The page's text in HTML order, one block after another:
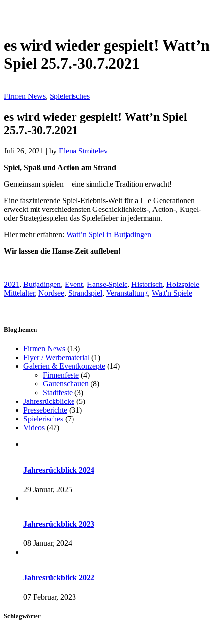
es wird wieder gespielt! Watt’n
Spiel 25.7.-30.7.2021
Firmen News, Spielerisches
es wird wieder gespielt! Watt’n Spiel
25.7.-30.7.2021
Juli 26, 2021 | by Elena Stroitelev
Spiel, Spaß und Action am Strand
Gemeinsam spielen – eine sinnliche Tradition erwacht!
Eine faszinierende Spiel-Erlebnis-Welt für a l l e Generationen
erweckt mit verschiedensten Geschicklichkeits-, Action-, Kugel-
oder Strategiespielen das Spielefieber in jedermann.
Hier mehr erfahren: Watt’n Spiel in Butjadingen
Wir lassen die Hanse-Zeit aufleben!
2021 , Butjadingen, Event, Hanse-Spiele, Historisch, Holzspiele,
Mittelalter, Nordsee, Strandspiel, Veranstaltung, Watt'n Spiele
Blogthemen
Firmen News (13)
Flyer / Werbematerial (1)
Galerien & Eventkonzepte (14)
Firmenfeste (4)
Gartenschauen (8)
Stadtfeste (3)
Jahresrückblicke (5)
Presseberichte (31)
Spielerisches (7)
Videos (47)
Jahresrückblick 2024
29 Januar, 2025
Jahresrückblick 2023
08 Januar, 2024
Jahresrückblick 2022
07 Februar, 2023
Schlagwörter